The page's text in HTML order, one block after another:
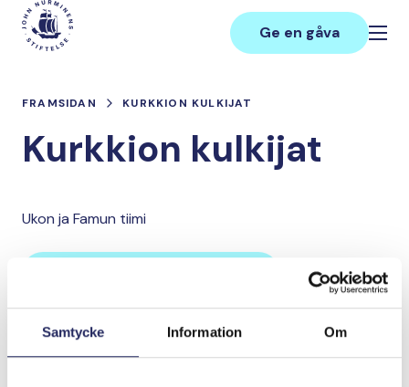
Samtycke Information Om
Hoppa
innehåll
Main
Ge en gåva
FRAMSIDAN KURKKION KULKIJAT
Kurkkion kulkijat
Ukon ja Famun tiimi